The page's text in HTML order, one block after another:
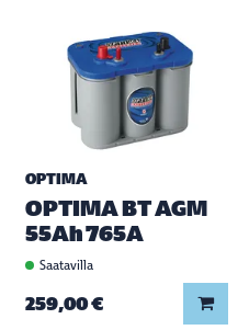
OPTIMA
OPTIMA BT AGM
55Ah 765A
Saatavilla
259,00 €